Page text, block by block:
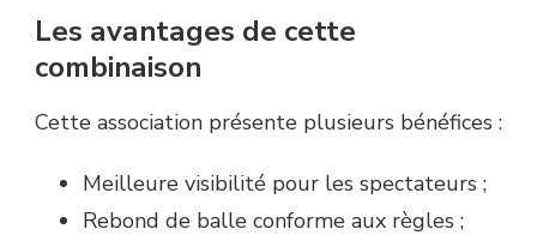
Les avantages de cette
combinaison
Cette association présente plusieurs bénéfices :
Meilleure visibilité pour les spectateurs ;
Rebond de balle conforme aux règles ;